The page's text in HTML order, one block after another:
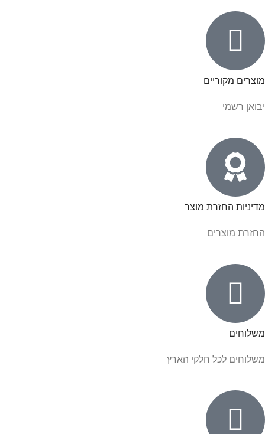
מוצרים מקוריים
יבואן רשמי
מדיניות החזרת מוצר
החזרת מוצרים
משלוחים
משלוחים לכל חלקי הארץ